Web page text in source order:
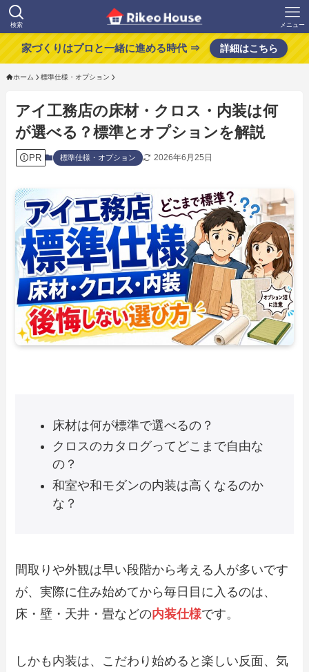
検索 メニュー
家づくりはプロと一緒に進める時代 ⇒ 詳細はこちら
ホーム 標準仕様・オプション
アイ工務店の床材・クロス・内装は何
が選べる？標準とオプションを解説
PR 標準仕様・オプション 2026年6月25日
床材は何が標準で選べるの？
クロスのカタログってどこまで自由な
の？
和室や和モダンの内装は高くなるのか
な？
間取りや外観は早い段階から考える人が多いです
が、実際に住み始めてから毎日目に入るのは、
床・壁・天井・畳などの内装仕様です。
しかも内装は、こだわり始めると楽しい反面、気